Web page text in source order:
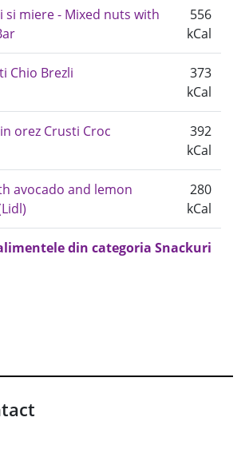
si miere - Mixed nuts with
556
kCal
Chio Brezli
373
kCal
orez Crusti Croc
392
kCal
avocado and lemon
280
kCal
din categoria Snackuri